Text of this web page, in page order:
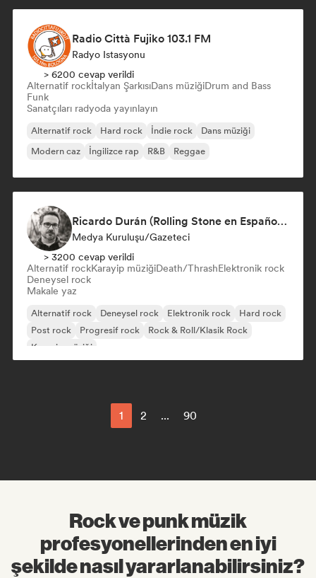
Radio Città Fujiko 103.1 FM
Radyo Istasyonu
> 6200 cevap verildi
Alternatif rockİtalyan ŞarkısıDans müziğiDrum and Bass
Funk
Sanatçıları radyoda yayınlayın
Alternatif rock Hard rock İndie rock
Dans müziği
Modern caz
İngilizce rap R&B Reggae
Ricardo Durán (Rolling Stone en Español-Editor-in-chief)
Medya Kuruluşu/Gazeteci
> 3200 cevap verildi
Alternatif rockKarayip müziğiDeath/ThrashElektronik rock
Deneysel rock
Makale yaz
Alternatif rock Deneysel rock Elektronik rock
Hard rock
Post rock
Progresif rock
Rock & Roll/Klasik Rock
Karayip müziği
1 2 ... 90
Rock ve punk müzik
profesyonellerinden en iyi
şekilde nasıl yararlanabilirsiniz?